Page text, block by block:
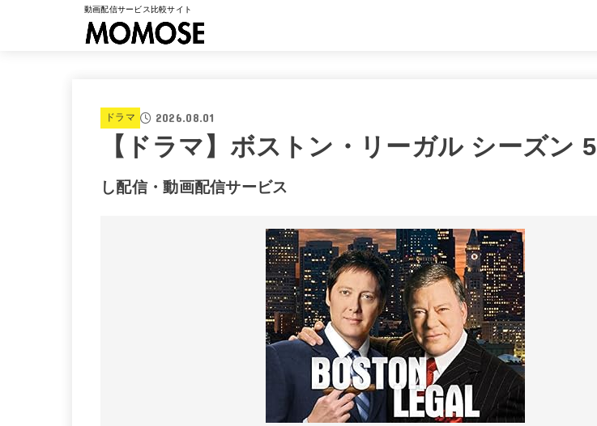
動画配信サービス比較サイト
ドラマ 2026.08.01
【ドラマ】ボストン・リーガル シーズン 5
し配信・動画配信サービス